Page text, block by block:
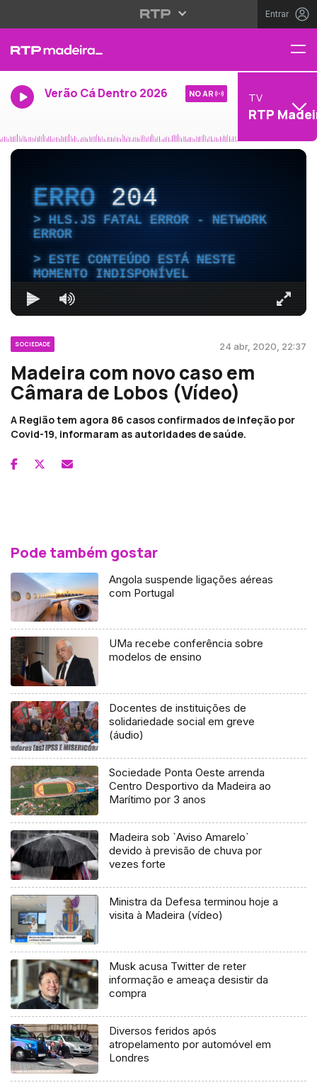
Entrar
Verão Cá Dentro 2026 NO AR TV
RTP
ERRO204
HLS.JS FATAL ERROR - NETWORK
ERROR
ESTE CONTEÚDO ESTÁ NESTE
MOMENTO INDISPONÍVEL
SOCIEDADE 24 abr, 2020, 22:37
Madeira com novo caso em
Câmara de Lobos (Vídeo)
A Região tem agora 86 casos confirmados de infeção por
Covid-19, informaram as autoridades de saúde.
Pode também gostar
Angola suspende ligações aéreas
com Portugal
UMa recebe conferência sobre
modelos de ensino
Docentes de instituições de
solidariedade social em greve
(áudio)
Sociedade Ponta Oeste arrenda
Centro Desportivo da Madeira ao
Marítimo por 3 anos
Madeira sob `Aviso Amarelo`
devido à previsão de chuva por
vezes forte
Ministra da Defesa terminou hoje a
visita à Madeira (vídeo)
Musk acusa Twitter de reter
informação e ameaça desistir da
compra
Diversos feridos após
atropelamento por automóvel em
Londres